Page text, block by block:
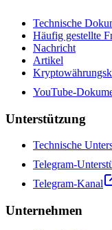
Technische
Häufig gestellte
Nachricht
Artikel
YouTube-
Unterstützung
Technische
Telegram-
Telegram-Kanal
Unternehmen